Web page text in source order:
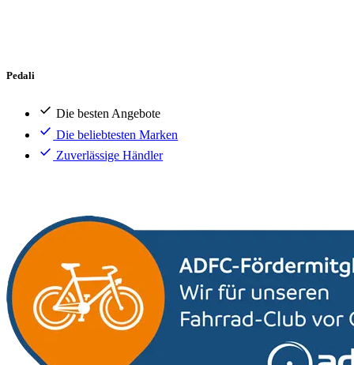
Pedali
Die besten Angebote
Die beliebtesten Marken
Zuverlässige Händler